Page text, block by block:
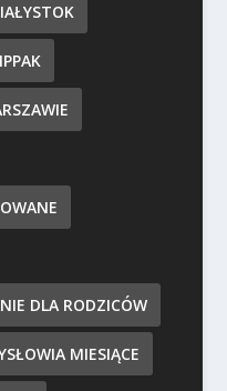
DLA RODZICÓW
MIESIĄCE